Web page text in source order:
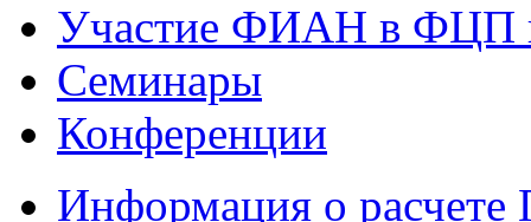
Участие ФИАН в ФЦП
Семинары
Конференции
Информация о